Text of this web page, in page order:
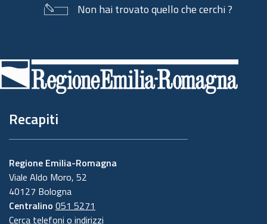
Non hai trovato quello che cerchi ?
di
pagina
Recapiti
Regione Emilia-Romagna
Viale Aldo Moro, 52
40127 Bologna
Centralino 051 5271
Cerca telefoni o indirizzi